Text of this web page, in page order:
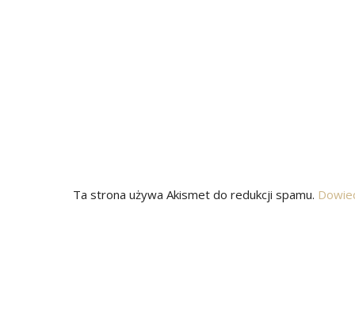
Ta strona używa Akismet do redukcji spamu.